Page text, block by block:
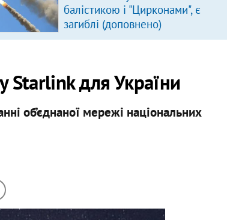
балістикою і "Цирконами", є
загиблі (доповнено)
Starlink для України
об’єднаної мережі національних